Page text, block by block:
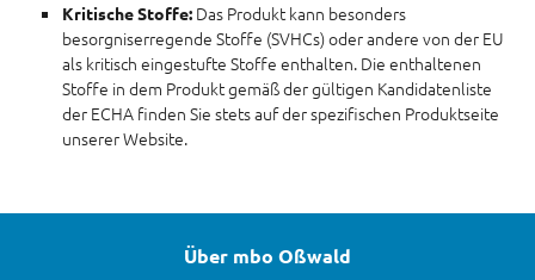
Kritische Stoffe: Das Produkt kann besonders
besorgniserregende Stoffe (SVHCs) oder andere von der EU
als kritisch eingestufte Stoffe enthalten. Die enthaltenen
Stoffe in dem Produkt gemäß der gültigen Kandidatenliste
der ECHA finden Sie stets auf der spezifischen Produktseite
unserer Website.
Über mbo Oßwald